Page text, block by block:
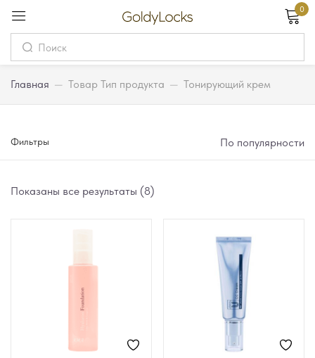
0
Главная — Товар Тип продукта — Тонирующий крем
Показаны все результаты (8)
Фильтры По популярности
Вход
Или войдите через